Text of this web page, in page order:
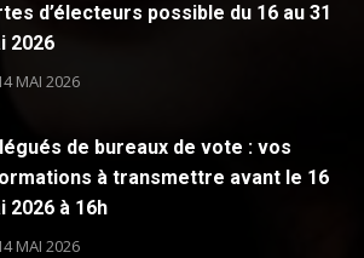
d’électeurs possible du 16 au 31
2026
MAI 2026
de bureaux de vote : vos
à transmettre avant le 16
2026 à 16h
MAI 2026